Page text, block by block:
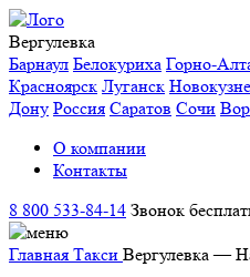
Вергулевка
Барнаул Белокуриха Горно-
Красноярск Луганск
Дону Россия Саратов Сочи
О компании
Контакты
8 800 533-84-14 Звонок
Главная Такси Вергулевка —